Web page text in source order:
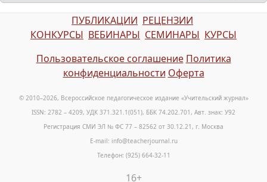
ПУБЛИКАЦИИ РЕЦЕНЗИИ
КОНКУРСЫ ВЕБИНАРЫ СЕМИНАРЫ КУРСЫ
Пользовательское соглашение Политика
конфиденциальности Оферта
© 2010–2026, Всероссийское педагогическое издание «Учительский журнал»
ISSN: 2782 – 4209, УДК 371.321.1(051), ББК 74.202.701, Авт. знак: У92
Регистрация СМИ ЭЛ № ФС 77 – 82562 от 30.12.21, г. Москва
E-mail: info@teacherjournal.ru
Телефон: (925) 664-32-11
16+